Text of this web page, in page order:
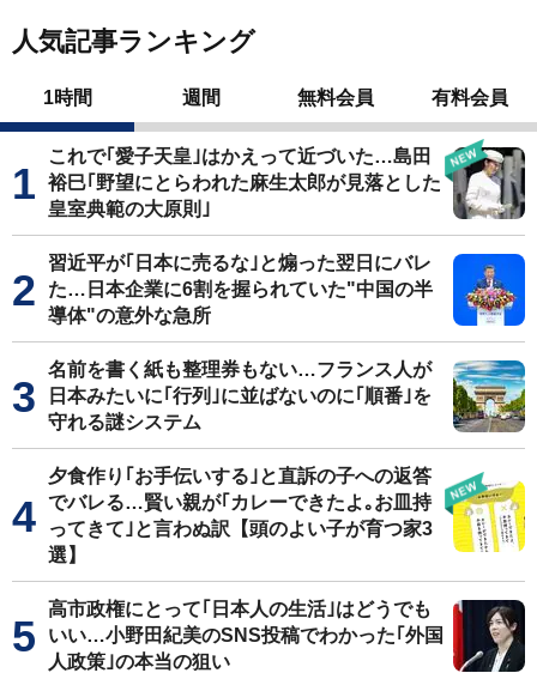
人気記事ランキング
1時間 週間 無料会員 有料会員
これで｢愛子天皇｣はかえって近づいた…島田
裕巳｢野望にとらわれた麻生太郎が見落とした
皇室典範の大原則｣
習近平が｢日本に売るな｣と煽った翌日にバレ
た…日本企業に6割を握られていた"中国の半
導体"の意外な急所
名前を書く紙も整理券もない…フランス人が
日本みたいに｢行列｣に並ばないのに｢順番｣を
守れる謎システム
夕食作り｢お手伝いする｣と直訴の子への返答
でバレる…賢い親が｢カレーできたよ｡お皿持
ってきて｣と言わぬ訳【頭のよい子が育つ家3
選】
高市政権にとって｢日本人の生活｣はどうでも
いい…小野田紀美のSNS投稿でわかった｢外国
人政策｣の本当の狙い